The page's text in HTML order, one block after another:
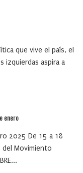
que vive el país, el
izquierdas aspira a
enero
2025 De 15 a 18
del Movimiento